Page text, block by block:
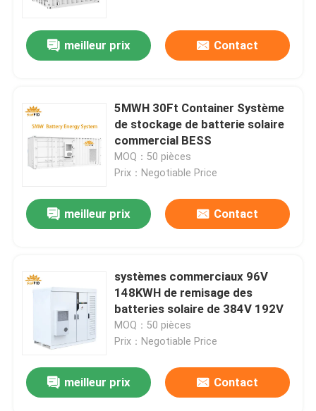
Maison
Au sujet de nous
Visite d'usine
Contrôle de qualité
Cas
Paquets de batterie au lithium
meilleur prix Contact
5MWH 30Ft Container Système
de stockage de batterie solaire
commercial BESS
MOQ：50 pièces
Prix：Negotiable Price
meilleur prix Contact
systèmes commerciaux 96V
148KWH de remisage des
batteries solaire de 384V 192V
MOQ：50 pièces
Prix：Negotiable Price
meilleur prix Contact